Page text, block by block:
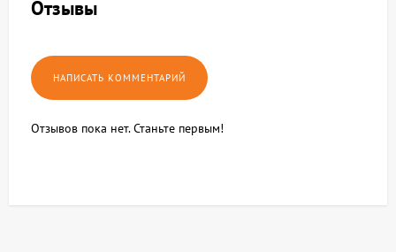
Отзывы
Отзывов пока нет. Станьте первым!